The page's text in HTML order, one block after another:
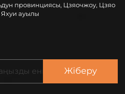
провинциясы, Цзяочжоу, Цзяо
ауылы
Жіберу